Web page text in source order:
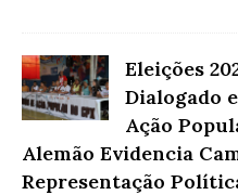
Eleições
Dialogado
Ação
Alemão Evidencia
Representação